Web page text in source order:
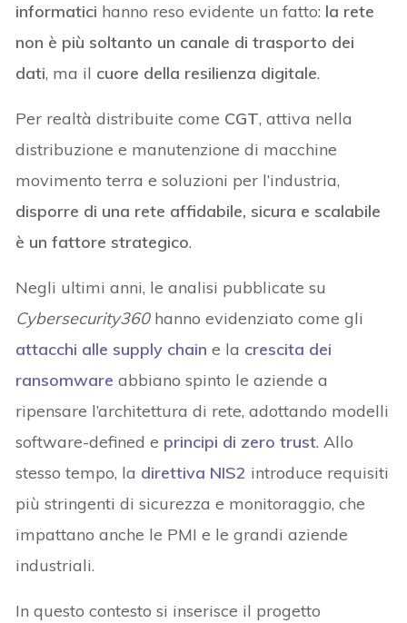
informatici hanno reso evidente un fatto: la rete
non è più soltanto un canale di trasporto dei
dati, ma il cuore della resilienza digitale.
Per realtà distribuite come CGT, attiva nella
distribuzione e manutenzione di macchine
movimento terra e soluzioni per l’industria,
disporre di una rete affidabile, sicura e scalabile
è un fattore strategico.
Negli ultimi anni, le analisi pubblicate su
Cybersecurity360hanno evidenziato come gli
attacchi alle supply chain e la crescita dei
ransomware abbiano spinto le aziende a
ripensare l’architettura di rete, adottando modelli
software-defined e principi di zero trust. Allo
stesso tempo, la direttiva NIS2 introduce requisiti
più stringenti di sicurezza e monitoraggio, che
impattano anche le PMI e le grandi aziende
industriali.
In questo contesto si inserisce il progetto